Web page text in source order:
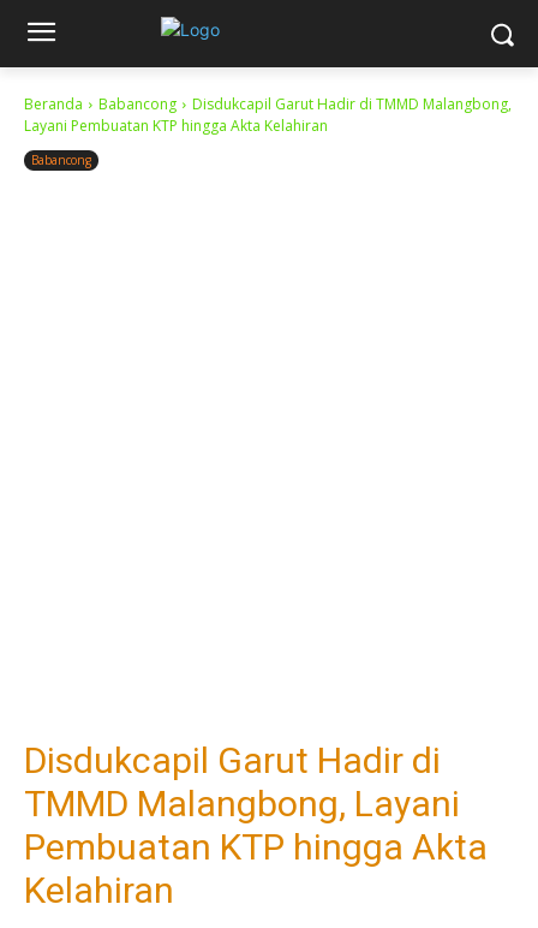
Beranda Babancong
Disdukcapil Garut Hadir di TMMD Malangbong,
Layani Pembuatan KTP hingga Akta Kelahiran
Babancong
Disdukcapil Garut Hadir di
TMMD Malangbong, Layani
Pembuatan KTP hingga Akta
Kelahiran